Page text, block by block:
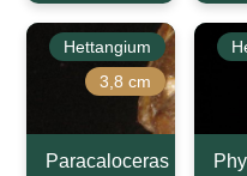
Hettangium
3,8 cm
Paracaloceras